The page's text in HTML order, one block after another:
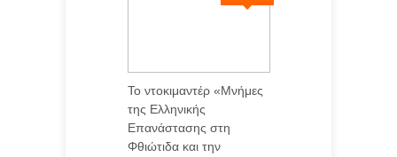
Το ντοκιμαντέρ «Μνήμες
της Ελληνικής
Επανάστασης στη
Φθιώτιδα και την